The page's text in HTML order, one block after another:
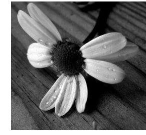
Vous
Avez
Dit
Amis
?